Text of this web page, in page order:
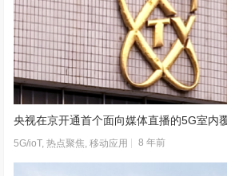
央视在京开通首个面向媒体直播的5G室内
5G/ioT,热点聚焦 ,移动应用 8 年前